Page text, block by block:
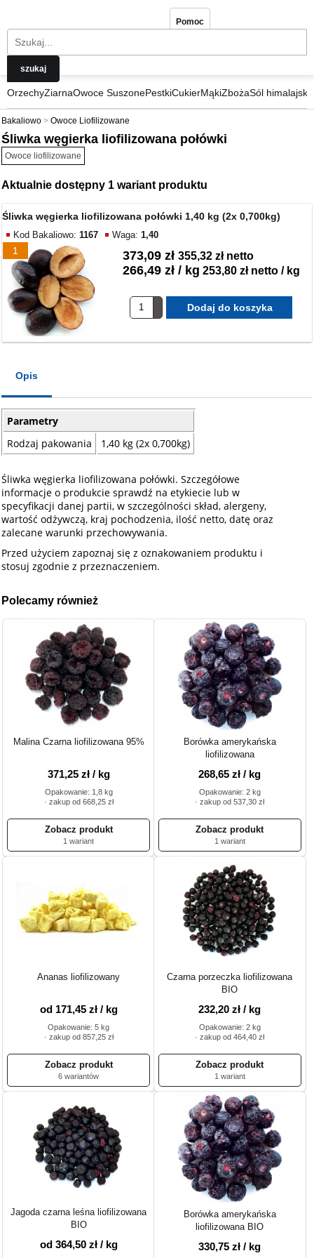
Pomoc
OrzechyZiarnaOwoce SuszonePestkiCukierMąkiZbożaSól himalajska
Bakaliowo Owoce Liofilizowane
Śliwka węgierka liofilizowana połówki
Owoce liofilizowane
Aktualnie dostępny 1 wariant produktu
1
Śliwka węgierka liofilizowana połówki 1,40 kg (2x 0,700kg)
Kod Bakaliowo:1167 Waga:1,40
373,09 zł 355,32 zł netto
266,49 zł / kg 253,80 zł netto / kg
Opis
Parametry
Rodzaj pakowania
1,40 kg (2x 0,700kg)
Śliwka węgierka liofilizowana połówki. Szczegółowe
informacje o produkcie sprawdź na etykiecie lub w
specyfikacji danej partii, w szczególności skład, alergeny,
wartość odżywczą, kraj pochodzenia, ilość netto, datę oraz
zalecane warunki przechowywania.
Przed użyciem zapoznaj się z oznakowaniem produktu i
stosuj zgodnie z przeznaczeniem.
Polecamy również
Malina Czarna liofilizowana 95%
371,25 zł / kg
Opakowanie: 1,8 kg
· zakup od 668,25 zł
1 wariant
Borówka amerykańska
liofilizowana
268,65 zł / kg
Opakowanie: 2 kg
· zakup od 537,30 zł
1 wariant
Ananas liofilizowany
od 171,45 zł / kg
Opakowanie: 5 kg
· zakup od 857,25 zł
6 wariantów
Czarna porzeczka liofilizowana
BIO
232,20 zł / kg
Opakowanie: 2 kg
· zakup od 464,40 zł
1 wariant
Jagoda czarna leśna liofilizowana
BIO
od 364,50 zł / kg
Borówka amerykańska
liofilizowana BIO
330,75 zł / kg